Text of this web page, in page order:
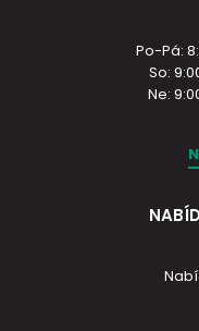
Po-Pá:
So:
Ne: